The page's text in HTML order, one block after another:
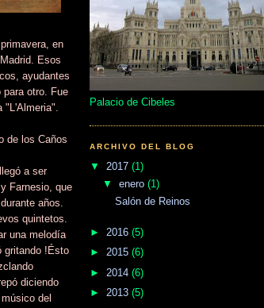
en
Esos
ayudantes
otro. Fue
"L'Almeria".
de los Caños
a ser
Farnesio, que
años.
quintetos.
una melodía
gritando !Ésto
diciendo
del
Palacio de Cibeles
ARCHIVO DEL BLOG
▼ 2017 (1)
▼ enero (1)
Salón de Reinos
► 2016 (5)
► 2015 (6)
► 2014 (6)
► 2013 (5)